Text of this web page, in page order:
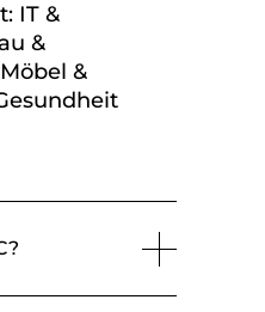
IT &
&
&